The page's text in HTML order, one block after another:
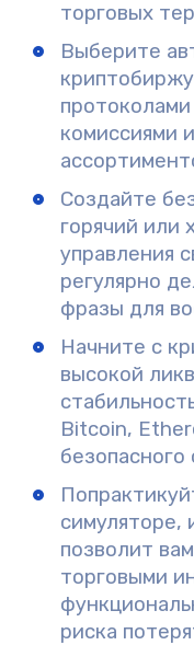
торговых
Выберите
комиссиями
Создайте
горячий или
управления
регулярно
фразы для
Начните с
высокой
Bitcoin,
безопасного
симуляторе,
позволит
торговыми
риска